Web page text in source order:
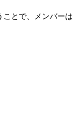
とで、メンバーは